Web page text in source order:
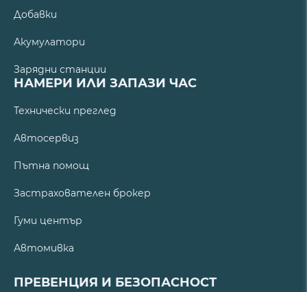
Добавки
Акумулатори
Зарядни станции
НАМЕРИ ИЛИ ЗАПАЗИ ЧАС
Технически преглед
Автосервиз
Пътна помощ
Застрахователен брокер
Гуми център
Автомивка
ПРЕВЕНЦИЯ И БЕЗОПАСНОСТ